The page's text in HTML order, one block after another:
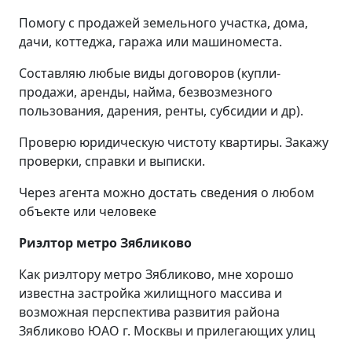
Помогу с продажей земельного участка, дома,
дачи, коттеджа, гаража или машиноместа.
Составляю любые виды договоров (купли-
продажи, аренды, найма, безвозмезного
пользования, дарения, ренты, субсидии и др).
Проверю юридическую чистоту квартиры. Закажу
проверки, справки и выписки.
Через агента можно достать сведения о любом
объекте или человеке
Риэлтор метро Зябликово
Как риэлтору метро Зябликово, мне хорошо
известна застройка жилищного массива и
возможная перспектива развития района
Зябликово ЮАО г. Москвы и прилегающих улиц